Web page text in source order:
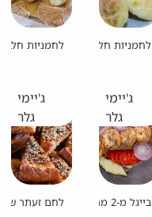
לחמניות חלביות ב-5 דקות לחמניות חלב
ג'יימי
גלר
בייגל מ-2 מרכיבים
ג'יימי
גלר
לחם זעתר